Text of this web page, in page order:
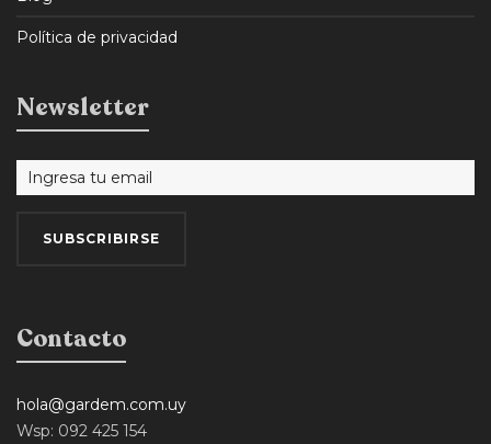
Política de privacidad
Newsletter
Contacto
hola@gardem.com.uy
Wsp: 092 425 154